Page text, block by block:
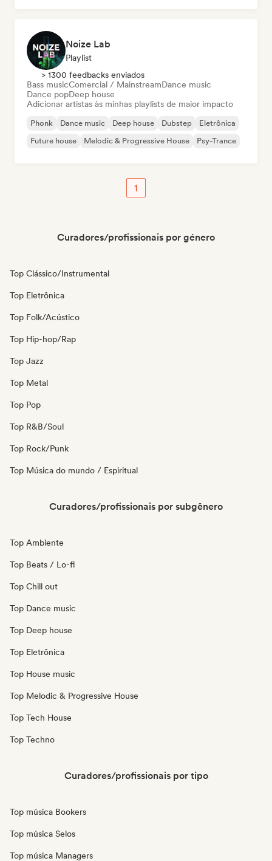
Noize Lab
Playlist
> 1300 feedbacks enviados
Bass musicComercial / MainstreamDance music
Dance popDeep house
Adicionar artistas às minhas playlists de maior impacto
Phonk Dance music Deep house Dubstep
Eletrônica
Future house
Melodic & Progressive House Psy-Trance
1
Curadores/profissionais por género
Top Clássico/Instrumental
Top Eletrônica
Top Folk/Acústico
Top Hip-hop/Rap
Top Jazz
Top Metal
Top Pop
Top R&B/Soul
Top Rock/Punk
Top Música do mundo / Espiritual
Curadores/profissionais por subgênero
Top Ambiente
Top Beats / Lo-fi
Top Chill out
Top Dance music
Top Deep house
Top Eletrônica
Top House music
Top Melodic & Progressive House
Top Tech House
Top Techno
Curadores/profissionais por tipo
Top música Bookers
Top música Selos
Top música Managers